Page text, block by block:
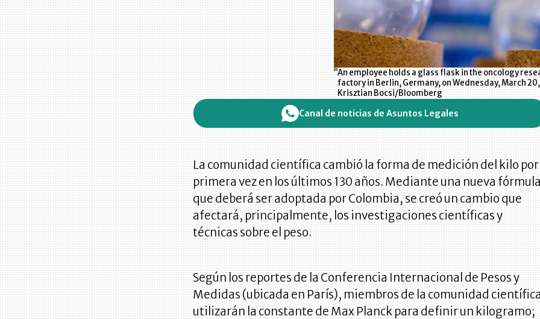
An employee holds a glass flask in the oncology
factory in Berlin, Germany, on Wednesday, March
Krisztian Bocsi/Bloomberg
Canal de noticias de Asuntos Legales
La comunidad científica cambió la forma de medición del kilo por
primera vez en los últimos 130 años. Mediante una nueva
que deberá ser adoptada por Colombia, se creó un cambio que
afectará, principalmente, los investigaciones científicas y
técnicas sobre el peso.
Según los reportes de la Conferencia Internacional de Pesos y
Medidas (ubicada en París), miembros de la comunidad
utilizarán la constante de Max Planck para definir un kilogramo;